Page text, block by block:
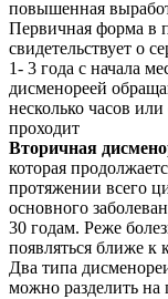
повышенная
Первичная форма в
свидетельствует о
1- 3 года с начала
дисменореей
несколько часов
проходит
Вторичная
которая
протяжении всего
основного
30 годам. Реже
появляться ближе к
Два типа
можно разделить на